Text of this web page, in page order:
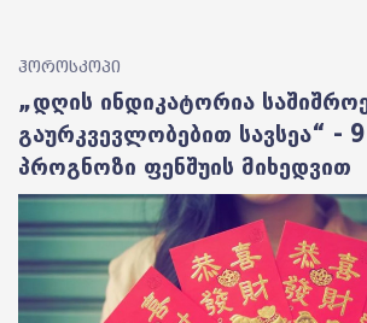
ჰოროსკოპი
„დღის ინდიკატორია
გაურკვევლობებით სავსეა“ -
პროგნოზი ფენშუის მიხედვით